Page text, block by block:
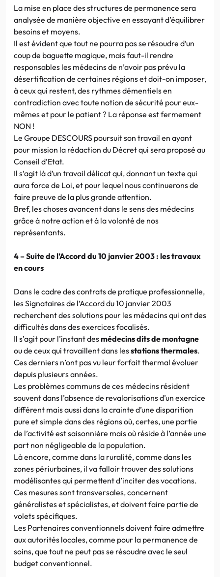
La mise en place des structures de permanence sera
analysée de manière objective en essayant d’équilibrer
besoins et moyens.
Il est évident que tout ne pourra pas se résoudre d’un
coup de baguette magique, mais faut-il rendre
responsables les médecins de n’avoir pas prévu la
désertification de certaines régions et doit-on imposer,
à ceux qui restent, des rythmes démentiels en
contradiction avec toute notion de sécurité pour eux-
mêmes et pour le patient ? La réponse est fermement
NON !
Le Groupe DESCOURS poursuit son travail en ayant
pour mission la rédaction du Décret qui sera proposé au
Conseil d’Etat.
Il s’agit là d’un travail délicat qui, donnant un texte qui
aura force de Loi, et pour lequel nous continuerons de
faire preuve de la plus grande attention.
Bref, les choses avancent dans le sens des médecins
grâce à notre action et à la volonté de nos
représentants.
4 – Suite de l’Accord du 10 janvier 2003 : les travaux
en cours
Dans le cadre des contrats de pratique professionnelle,
les Signataires de l’Accord du 10 janvier 2003
recherchent des solutions pour les médecins qui ont des
difficultés dans des exercices focalisés.
Il s’agit pour l’instant desmédecins dits de montagne
ou de ceux qui travaillent dans lesstations thermales.
Ces derniers n’ont pas vu leur forfait thermal évoluer
depuis plusieurs années.
Les problèmes communs de ces médecins résident
souvent dans l’absence de revalorisations d’un exercice
différent mais aussi dans la crainte d’une disparition
pure et simple dans des régions où, certes, une partie
de l’activité est saisonnière mais où réside à l’année une
part non négligeable de la population.
Là encore, comme dans la ruralité, comme dans les
zones périurbaines, il va falloir trouver des solutions
modélisantes qui permettent d’inciter des vocations.
Ces mesures sont transversales, concernent
généralistes et spécialistes, et doivent faire partie de
volets spécifiques.
Les Partenaires conventionnels doivent faire admettre
aux autorités locales, comme pour la permanence de
soins, que tout ne peut pas se résoudre avec le seul
budget conventionnel.